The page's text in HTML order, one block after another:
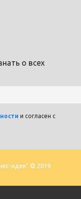
о всех
и согласен с
идея" © 2019